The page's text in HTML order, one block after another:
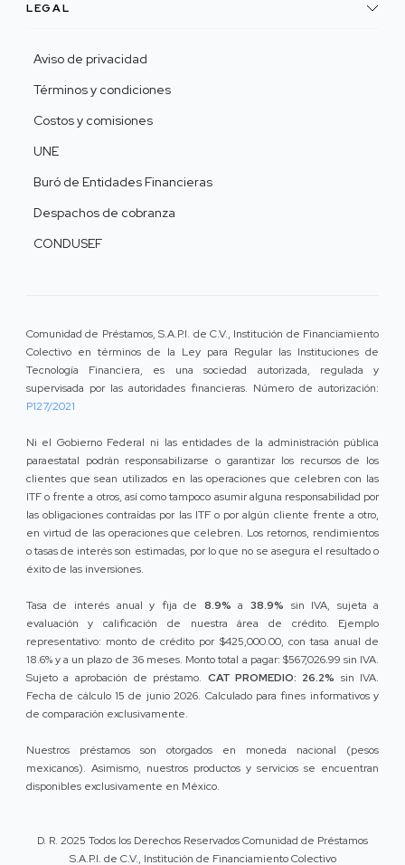
LEGAL
Aviso de privacidad
Términos y condiciones
Costos y comisiones
UNE
Buró de Entidades Financieras
Despachos de cobranza
CONDUSEF
Comunidad de Préstamos, S.A.P.I. de C.V., Institución de Financiamiento
Colectivo en términos de la Ley para Regular las Instituciones de
Tecnología Financiera, es una sociedad autorizada, regulada y
supervisada por las autoridades financieras. Número de autorización:
P127/2021
Ni el Gobierno Federal ni las entidades de la administración pública
paraestatal podrán responsabilizarse o garantizar los recursos de los
clientes que sean utilizados en las operaciones que celebren con las
ITF o frente a otros, así como tampoco asumir alguna responsabilidad por
las obligaciones contraídas por las ITF o por algún cliente frente a otro,
en virtud de las operaciones que celebren. Los retornos, rendimientos
o tasas de interés son estimadas, por lo que no se asegura el resultado o
éxito de las inversiones.
Tasa de interés anual y fija de 8.9% a 38.9% sin IVA, sujeta a
evaluación y calificación de nuestra área de crédito. Ejemplo
representativo: monto de crédito por $425,000.00, con tasa anual de
18.6% y a un plazo de 36 meses. Monto total a pagar: $567,026.99 sin IVA.
Sujeto a aprobación de préstamo. CAT PROMEDIO: 26.2% sin IVA.
Fecha de cálculo 15 de junio 2026. Calculado para fines informativos y
de comparación exclusivamente.
Nuestros préstamos son otorgados en moneda nacional (pesos
mexicanos). Asimismo, nuestros productos y servicios se encuentran
disponibles exclusivamente en México.
D. R. 2025 Todos los Derechos Reservados Comunidad de Préstamos
S.A.P.I. de C.V., Institución de Financiamiento Colectivo